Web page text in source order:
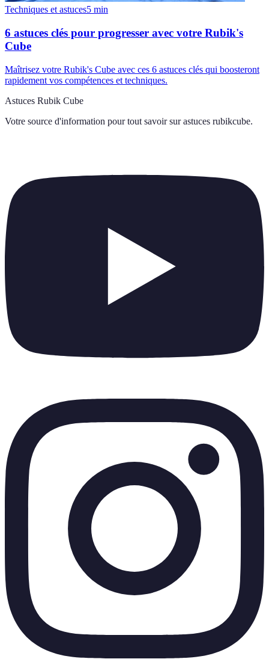
Techniques et astuces5 min
6 astuces clés pour progresser avec votre Rubik's
Cube
Maîtrisez votre Rubik's Cube avec ces 6 astuces clés qui boosteront
rapidement vos compétences et techniques.
Astuces Rubik Cube
Votre source d'information pour tout savoir sur astuces rubikcube.